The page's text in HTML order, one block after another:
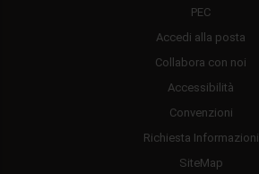
PEC
Accedi alla posta
Collabora con noi
Accessibilità
Convenzioni
Richiesta Informazioni
SiteMap